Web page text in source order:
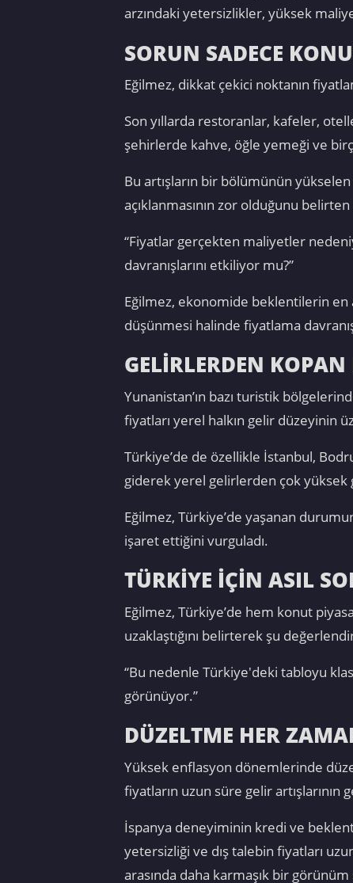
arzındaki yetersizlikler, yüksek
SORUN SADECE
Eğilmez, dikkat çekici noktanın
Son yıllarda restoranlar, kafeler,
şehirlerde kahve, öğle yemeği ve
Bu artışların bir bölümünün
açıklanmasının zor olduğunu
“Fiyatlar gerçekten maliyetler
davranışlarını etkiliyor mu?”
Eğilmez, ekonomide beklentilerin
düşünmesi halinde fiyatlama
GELİRLERDEN
Yunanistan’ın bazı turistik
fiyatları yerel halkın gelir düzeyinin
Türkiye’de de özellikle İstanbul,
giderek yerel gelirlerden çok yüksek
Eğilmez, Türkiye’de yaşanan
işaret ettiğini vurguladı.
TÜRKİYE İÇİN ASIL
Eğilmez, Türkiye’de hem konut
uzaklaştığını belirterek şu
“Bu nedenle Türkiye'deki tabloyu
görünüyor.”
DÜZELTME HER
Yüksek enflasyon dönemlerinde
fiyatların uzun süre gelir
İspanya deneyiminin kredi ve
yetersizliği ve dış talebin fiyatları
arasında daha karmaşık bir